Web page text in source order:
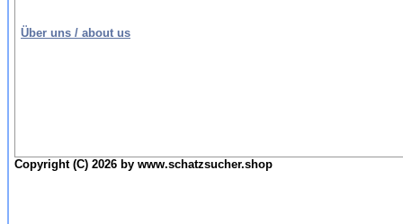
Über uns / about us
Copyright (C) 2026 by www.schatzsucher.shop